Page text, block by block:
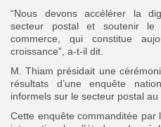
“Nous devons accélérer la
secteur postal et soutenir le
commerce, qui constitue
croissance”, a-t-il dit.
M. Thiam présidait une
résultats d’une enquête
informels sur le secteur postal au
Cette enquête commanditée par